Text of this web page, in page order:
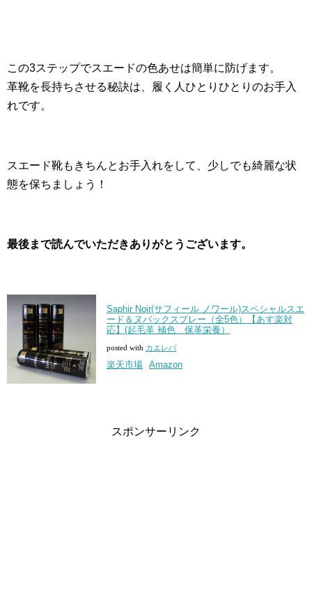
この3ステップでスエードの色あせは簡単に防げます。
革靴を長持ちさせる秘訣は、履く人ひとりひとりのお手入
れです。
スエード靴もきちんとお手入れをして、少しでも綺麗な状
態を保ちましょう！
最後まで読んでいただきありがとうございます。
Saphir Noir(サフィール ノワール)スペシャルスエ
ード＆ヌバックスプレー（全5色）【あす楽対
応】(起毛革 補色 保革栄養）
posted with カエレバ
楽天市場 Amazon
スポンサーリンク